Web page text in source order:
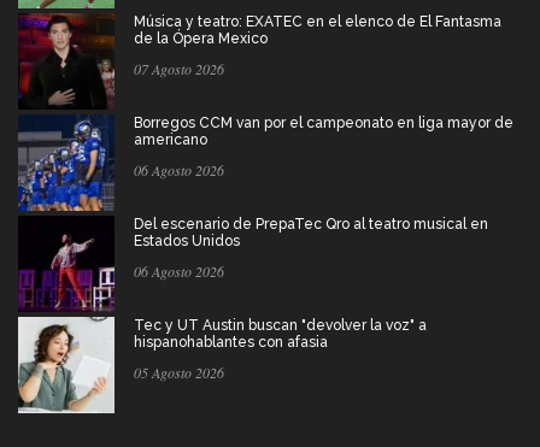
Música y teatro: EXATEC en el elenco de El Fantasma
de la Ópera Mexico
07 Agosto 2026
Borregos CCM van por el campeonato en liga mayor de
americano
06 Agosto 2026
Del escenario de PrepaTec Qro al teatro musical en
Estados Unidos
06 Agosto 2026
Tec y UT Austin buscan "devolver la voz" a
hispanohablantes con afasia
05 Agosto 2026